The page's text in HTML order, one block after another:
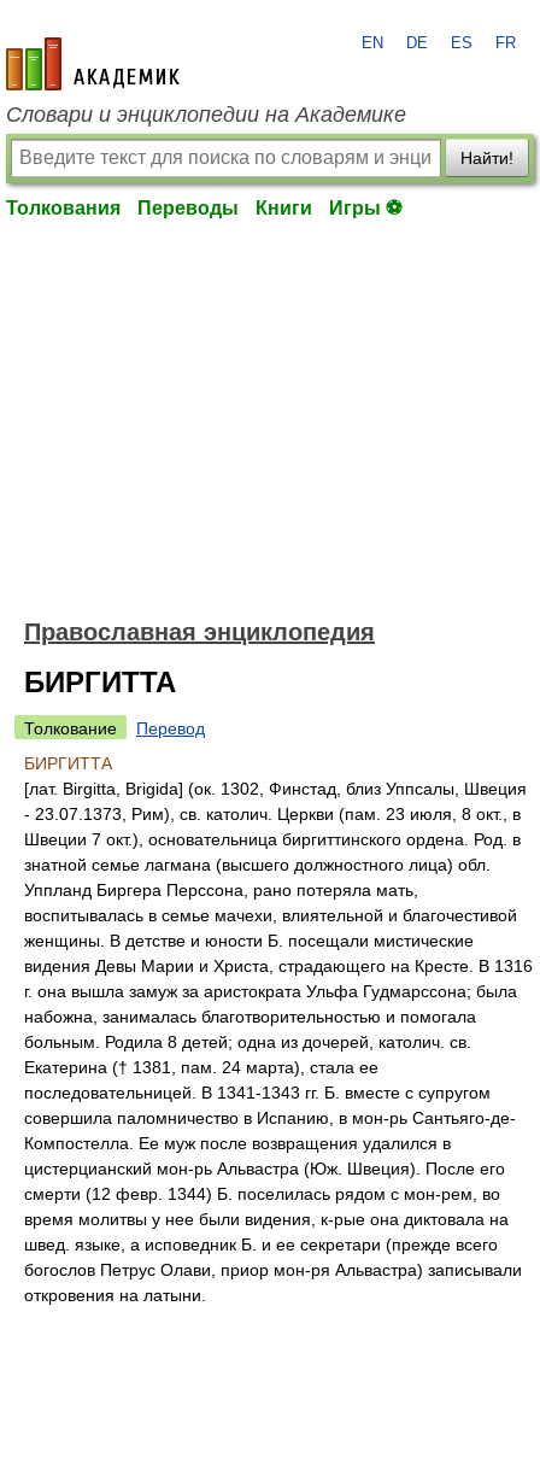
academic.ru
EN DE ES FR
Словари и энциклопедии на Академике
Найти!
Толкования Переводы Книги Игры ⚽
Православная энциклопедия
БИРГИТТА
Толкование
Перевод
БИРГИТТА
[лат. Birgitta, Brigida] (ок. 1302, Финстад, близ Уппсалы, Швеция
- 23.07.1373, Рим), св. католич. Церкви (пам. 23 июля, 8 окт., в
Швеции 7 окт.), основательница биргиттинского ордена. Род. в
знатной семье лагмана (высшего должностного лица) обл.
Уппланд Биргера Перссона, рано потеряла мать,
воспитывалась в семье мачехи, влиятельной и благочестивой
женщины. В детстве и юности Б. посещали мистические
видения Девы Марии и Христа, страдающего на Кресте. В 1316
г. она вышла замуж за аристократа Ульфа Гудмарссона; была
набожна, занималась благотворительностью и помогала
больным. Родила 8 детей; одна из дочерей, католич. св.
Екатерина († 1381, пам. 24 марта), стала ее
последовательницей. В 1341-1343 гг. Б. вместе с супругом
совершила паломничество в Испанию, в мон-рь Сантьяго-де-
Компостелла. Ее муж после возвращения удалился в
цистерцианский мон-рь Альвастра (Юж. Швеция). После его
смерти (12 февр. 1344) Б. поселилась рядом с мон-рем, во
время молитвы у нее были видения, к-рые она диктовала на
швед. языке, а исповедник Б. и ее секретари (прежде всего
богослов Петрус Олави, приор мон-ря Альвастра) записывали
откровения на латыни.